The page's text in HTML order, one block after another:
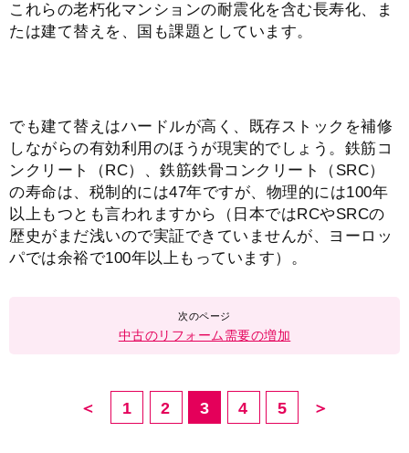
これらの老朽化マンションの耐震化を含む長寿化、ま
たは建て替えを、国も課題としています。
でも建て替えはハードルが高く、既存ストックを補修
しながらの有効利用のほうが現実的でしょう。鉄筋コ
ンクリート（RC）、鉄筋鉄骨コンクリート（SRC）
の寿命は、税制的には47年ですが、物理的には100年
以上もつとも言われますから（日本ではRCやSRCの
歴史がまだ浅いので実証できていませんが、ヨーロッ
パでは余裕で100年以上もっています）。
中古のリフォーム需要の増加
＜ 1 2 3 4 5 ＞